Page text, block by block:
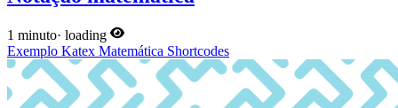
1 minuto· loading
Exemplo Katex Matemática Shortcodes